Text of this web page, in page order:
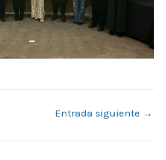
Entrada siguiente →